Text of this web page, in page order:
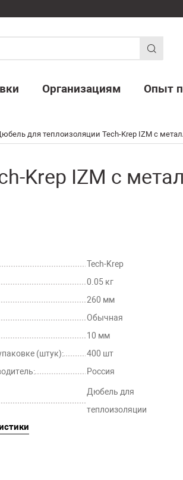
для теплоизоляции Tech-Krep IZM с
Krep IZM с
Tech-Krep
0.05 кг
260 мм
Обычная
10 мм
(штук):
400 шт
Россия
Дюбель для
теплоизоляции
Организациям Опыт